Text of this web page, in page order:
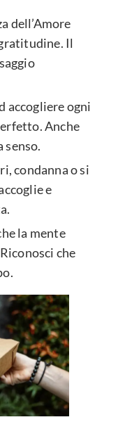
dell’Amore
Il
accogliere ogni
Anche
senso.
condanna o si
e
la mente
che